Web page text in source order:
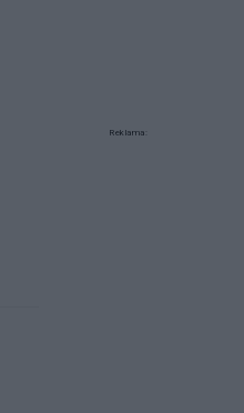
Reklama: